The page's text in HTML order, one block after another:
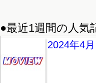
●最近1週間の人気
2024年4